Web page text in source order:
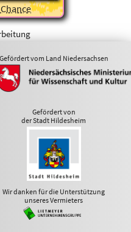
Gefördert vom Land Niedersachsen
Gefördert von
der Stadt Hildesheim
Wir danken für die Unterstützung
unseres Vermieters